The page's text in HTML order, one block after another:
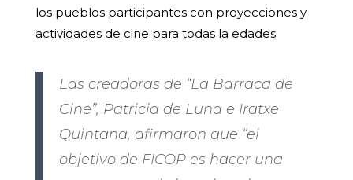
los pueblos participantes con proyecciones y
actividades de cine para todas la edades.
Las creadoras de “La Barraca de
Cine”, Patricia de Luna e Iratxe
Quintana, afirmaron que “el
objetivo de FICOP es hacer una